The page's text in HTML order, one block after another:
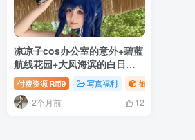
凉凉子cos办公室的意外+碧蓝
航线花园+大凤海滨的白日美
梦写真
付费资源 R币9 写真福利 御姐写真照片专题
2个月前 12